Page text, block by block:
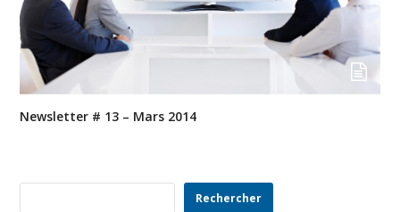
Newsletter # 13 – Mars 2014
Rechercher